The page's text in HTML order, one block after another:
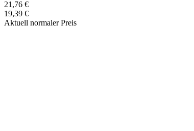
21,76 €
19,39 €
Aktuell normaler Preis